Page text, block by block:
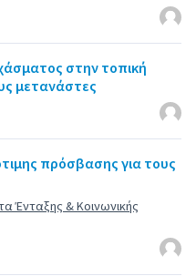
στην τοπική
μετανάστες
πρόσβασης για τους
Ένταξης & Κοινωνικής